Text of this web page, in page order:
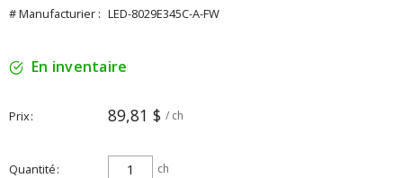
# Manufacturier : LED-8029E345C-A-FW
En inventaire
Prix 89,81 $ / ch
Quantité ch